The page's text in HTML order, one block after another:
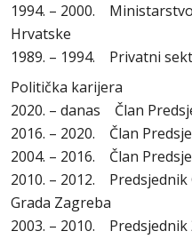
1994. – 2000.
Hrvatske
1989. – 1994. Privatni
Politička karijera
2020. – danas Član
2016. – 2020. Član
2004. – 2016. Član
2010. – 2012.
Grada Zagreba
2003. – 2010.